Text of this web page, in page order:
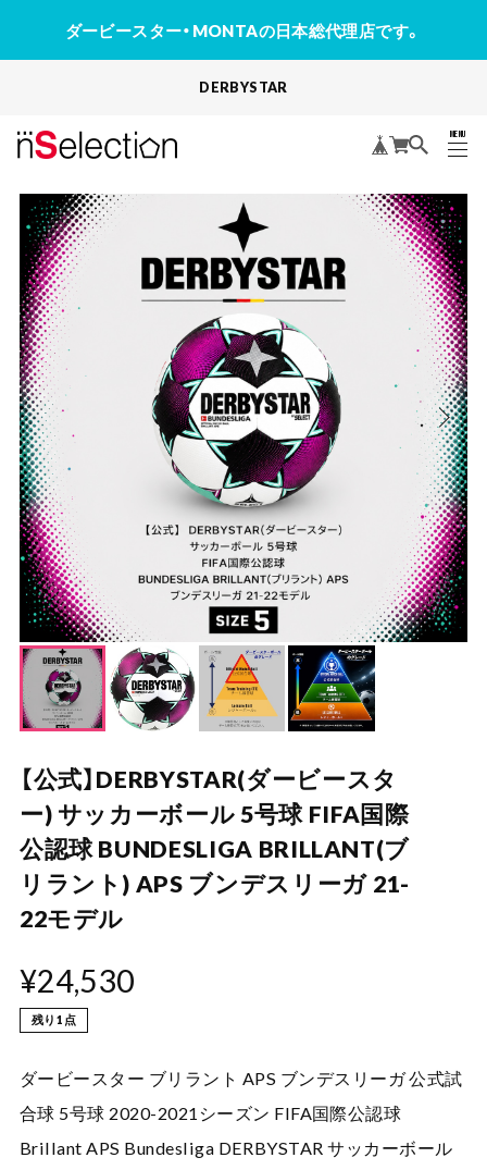
ダービースター・MONTAの日本総代理店です。
DERBYSTAR
MENU
CLOSE
【公式】DERBYSTAR(ダービースタ
ー) サッカーボール 5号球 FIFA国際
公認球 BUNDESLIGA BRILLANT(ブ
リラント) APS ブンデスリーガ 21-
22モデル
¥24,530
残り1点
ダービースター ブリラント APS ブンデスリーガ 公式試
合球 5号球 2020-2021シーズン FIFA国際公認球
Brillant APS Bundesliga DERBYSTAR サッカーボール